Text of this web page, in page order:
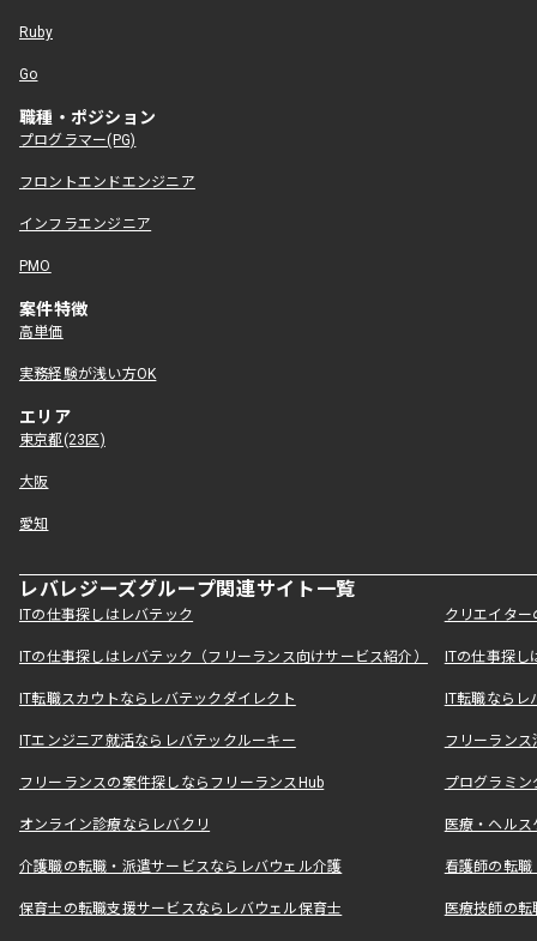
Ruby
Go
職種・ポジション
プログラマー(PG)
フロントエンドエンジニア
インフラエンジニア
PMO
案件特徴
高単価
実務経験が浅い方OK
エリア
東京都(23区)
大阪
愛知
レバレジーズグループ関連サイト一覧
ITの仕事探しはレバテック クリエイタ
ITの仕事探しはレバテック（フリーランス向けサービス紹介） ITの仕事探
IT転職スカウトならレバテックダイレクト IT転職なら
ITエンジニア就活ならレバテックルーキー フリーラン
フリーランスの案件探しならフリーランスHub プログラミ
オンライン診療ならレバクリ 医療・ヘル
介護職の転職・派遣サービスならレバウェル介護 看護師の転
保育士の転職支援サービスならレバウェル保育士 医療技師の